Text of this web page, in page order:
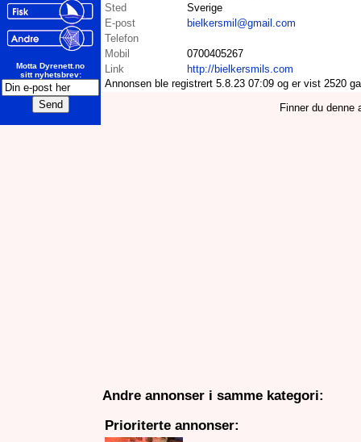
Motta Dyrenett.no
sitt nyhetsbrev:
Sted
Sverige
E-post
bielkersmil@gmail.com
Telefon
Mobil
0700405267
Link
http://bielkersmils.com
Annonsen ble registrert 5.8.23 07:09 og er vist 2520
Finner du denne
Andre annonser i samme kategori:
Prioriterte annonser: